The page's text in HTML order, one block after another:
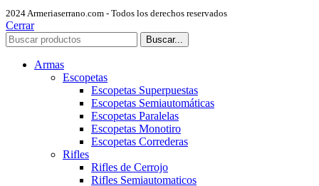
2024 Armeriaserrano.com - Todos los derechos reservados
Cerrar
Buscar...
Armas
Escopetas
Escopetas Superpuestas
Escopetas Semiautomáticas
Escopetas Paralelas
Escopetas Monotiro
Escopetas Correderas
Rifles
Rifles de Cerrojo
Rifles Semiautomaticos